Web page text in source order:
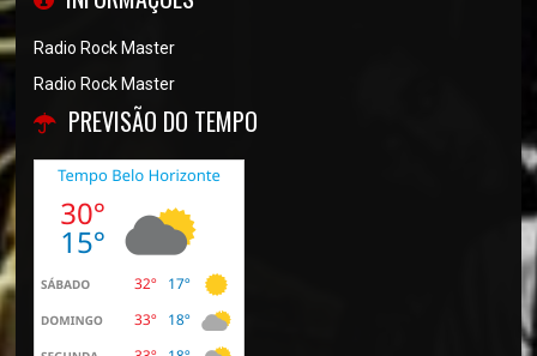
Radio Rock Master
Radio Rock Master
PREVISÃO DO TEMPO